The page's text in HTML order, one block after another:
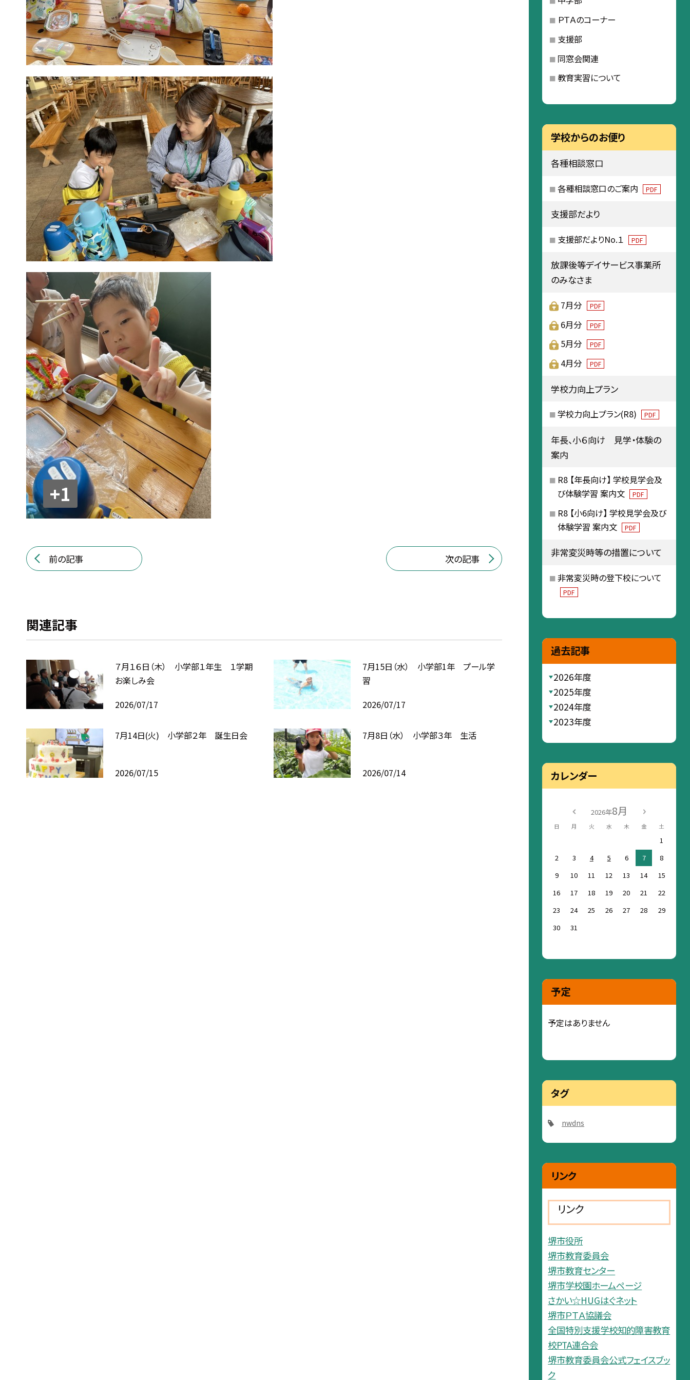
+1
前の記事 次の記事
関連記事
７月１６日（木） 小学部１年生 １学期
お楽しみ会
2026/07/17
7月15日（水） 小学部1年 プール学
習
2026/07/17
7月14日(火) 小学部２年 誕生日会
2026/07/15
7月8日（水） 小学部３年 生活
2026/07/14
ＰＴＡのコーナー
支援部
同窓会関連
教育実習について
学校からのお便り
各種相談窓口
各種相談窓口のご案内 PDF
支援部だより
支援部だよりNo.１ PDF
放課後等デイサービス事業所
のみなさま
7月分 PDF
6月分 PDF
5月分 PDF
4月分 PDF
学校力向上プラン
学校力向上プラン(R8) PDF
年長、小６向け 見学・体験の
案内
R8 【年長向け】 学校見学会及
び体験学習 案内文
PDF
R8 【小6向け】 学校見学会及び
体験学習 案内文
PDF
非常変災時等の措置について
非常変災時の登下校について
PDF
過去記事
2026年度
2025年度
2024年度
2023年度
カレンダー
2026年8月
日 月 火 水 木 金 土
1
2
3 4 5 6 7
8
9
10 11 12 13 14
15
16
17 18 19 20 21
22
23
24 25 26 27 28
29
30
31
予定
予定はありません
タグ
nwdns
リンク
リンク
堺市役所
堺市教育委員会
堺市教育センター
堺市学校園ホームページ
さかい☆HUGはぐネット
堺市ＰＴＡ協議会
全国特別支援学校知的障害教育
校PTA連合会
堺市教育委員会公式フェイスブッ
ク